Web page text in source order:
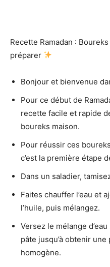
Recette Ramadan :
préparer
Bonjour et bienvenue
Pour ce début de
recette facile et rapide
boureks maison.
Pour réussir ces
c’est la première étape
Dans un saladier,
Faites chauffer l’eau et
l’huile, puis mélangez.
Versez le mélange
pâte jusqu’à obtenir
homogène.